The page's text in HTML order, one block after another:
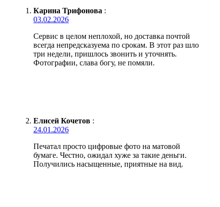
Карина Трифонова :
03.02.2026
Сервис в целом неплохой, но доставка почтой
всегда непредсказуема по срокам. В этот раз шло
три недели, пришлось звонить и уточнять.
Фотографии, слава богу, не помяли.
Елисей Кочетов :
24.01.2026
Печатал просто цифровые фото на матовой
бумаге. Честно, ожидал хуже за такие деньги.
Получились насыщенные, приятные на вид.